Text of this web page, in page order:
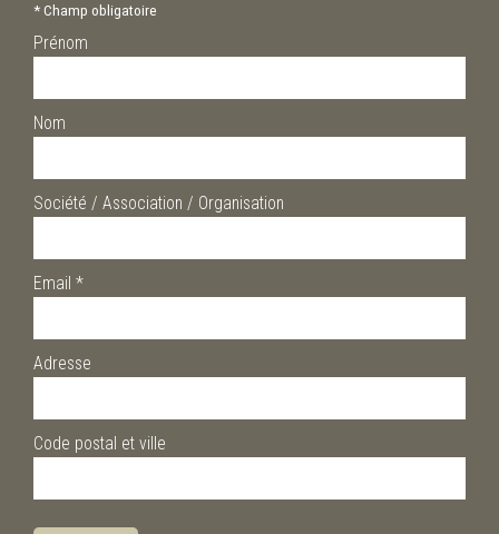
*Champ obligatoire
Prénom
Nom
Société / Association / Organisation
Email *
Adresse
Code postal et ville